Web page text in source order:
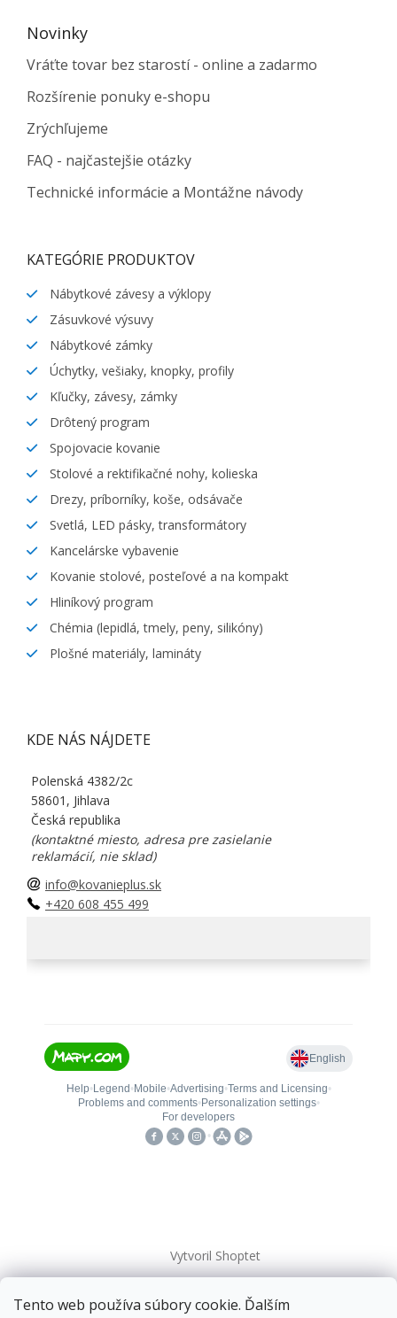
Tento web používa súbory cookie. Ďalším
Novinky
Vráťte tovar bez starostí - online a zadarmo
Rozšírenie ponuky e-shopu
Zrýchľujeme
FAQ - najčastejšie otázky
Technické informácie a Montážne návody
KATEGÓRIE PRODUKTOV
Nábytkové závesy a výklopy
Zásuvkové výsuvy
Nábytkové zámky
Úchytky, vešiaky, knopky, profily
Kľučky, závesy, zámky
Drôtený program
Spojovacie kovanie
Stolové a rektifikačné nohy, kolieska
Drezy, príborníky, koše, odsávače
Svetlá, LED pásky, transformátory
Kancelárske vybavenie
Kovanie stolové, posteľové a na kompakt
Hliníkový program
Chémia (lepidlá, tmely, peny, silikóny)
Plošné materiály, lamináty
KDE NÁS NÁJDETE
Polenská 4382/2c
58601, Jihlava
Česká republika
(kontaktné miesto, adresa pre zasielanie
reklamácií, nie sklad)
info@kovanieplus.sk
+420 608 455 499
Vytvoril Shoptet
Copyright 2026kovanieplus. Všetky práva vyhradené.